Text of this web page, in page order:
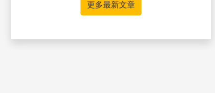
更多最新文章